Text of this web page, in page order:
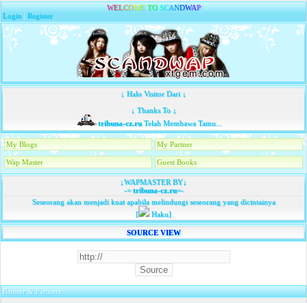
WELCOME TO SCANDWAP
Login |Register
↓ Halo Visitor Dari ↓
↓ Thanks To ↓
tribuna-cz.ruTelah Membawa Tamu...
My Blogs My Partner
Wap Master Guest Books
↓WAPMASTER BY↓
-=tribuna-cz.ru=-
Seseorang akan menjadi kuat apabila melindungi seseorang yang dicintainya
[
Haku]
SOURCE VIEW
Banner & Partners